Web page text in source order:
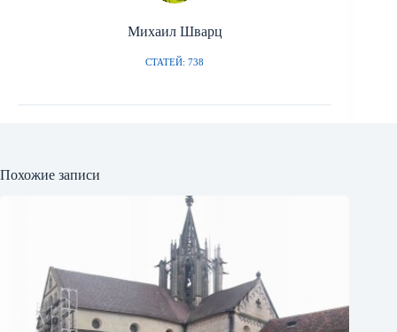
Михаил Шварц
СТАТЕЙ: 738
Похожие записи